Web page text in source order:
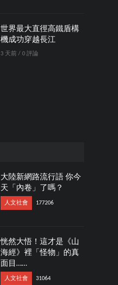
世界最大直徑高鐵盾構
機成功穿越長江
3 天前 / 0 評論
大陸新網路流行語 你今
天「內卷」了嗎？
人文社會 177206
恍然大悟！這才是《山
海經》裡「怪物」的真
面目……
人文社會 31064